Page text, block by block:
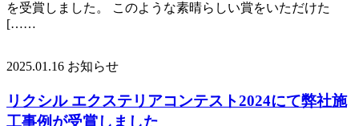
を受賞しました。 このような素晴らしい賞をいただけた
[……
2025.01.16 お知らせ
リクシル エクステリアコンテスト2024にて弊社施
工事例が受賞しました